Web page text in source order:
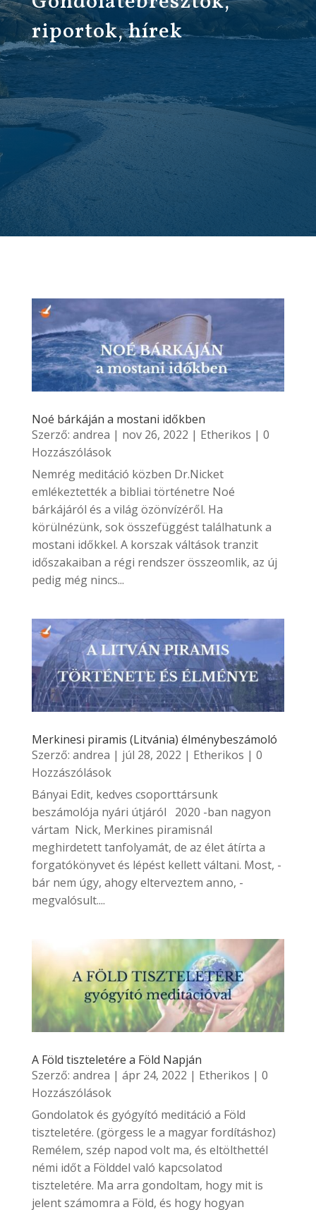
riportok, hírek
Noé bárkáján a mostani időkben
Szerző: andrea | nov 26, 2022 | Etherikos | 0
Hozzászólások
Nemrég meditáció közben Dr.Nicket
emlékeztették a bibliai történetre Noé
bárkájáról és a világ özönvízéről. Ha
körülnézünk, sok összefüggést találhatunk a
mostani időkkel. A korszak váltások tranzit
időszakaiban a régi rendszer összeomlik, az új
pedig még nincs...
Merkinesi piramis (Litvánia) élménybeszámoló
Szerző: andrea | júl 28, 2022 | Etherikos | 0
Hozzászólások
Bányai Edit, kedves csoporttársunk
beszámolója nyári útjáról 2020 -ban nagyon
vártam Nick, Merkines piramisnál
meghirdetett tanfolyamát, de az élet átírta a
forgatókönyvet és lépést kellett váltani. Most, -
bár nem úgy, ahogy elterveztem anno, -
megvalósult....
A Föld tiszteletére a Föld Napján
Szerző: andrea | ápr 24, 2022 | Etherikos | 0
Hozzászólások
Gondolatok és gyógyító meditáció a Föld
tiszteletére. (görgess le a magyar fordításhoz)
Remélem, szép napod volt ma, és eltölthettél
némi időt a Földdel való kapcsolatod
tiszteletére. Ma arra gondoltam, hogy mit is
jelent számomra a Föld, és hogy hogyan